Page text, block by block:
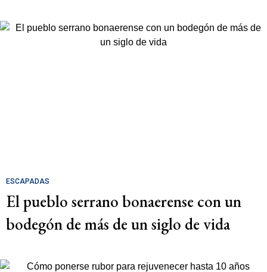
ESCAPADAS
El pueblo serrano bonaerense con un
bodegón de más de un siglo de vida